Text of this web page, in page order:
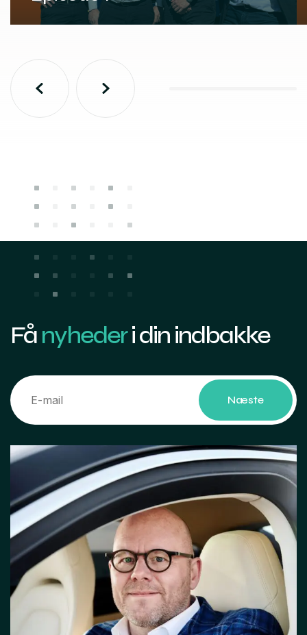
Fånyhederi din indbakke
Næste